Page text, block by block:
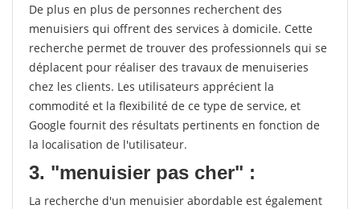
De plus en plus de personnes recherchent des
menuisiers qui offrent des services à domicile. Cette
recherche permet de trouver des professionnels qui se
déplacent pour réaliser des travaux de menuiseries
chez les clients. Les utilisateurs apprécient la
commodité et la flexibilité de ce type de service, et
Google fournit des résultats pertinents en fonction de
la localisation de l'utilisateur.
3. "menuisier pas cher" :
La recherche d'un menuisier abordable est également